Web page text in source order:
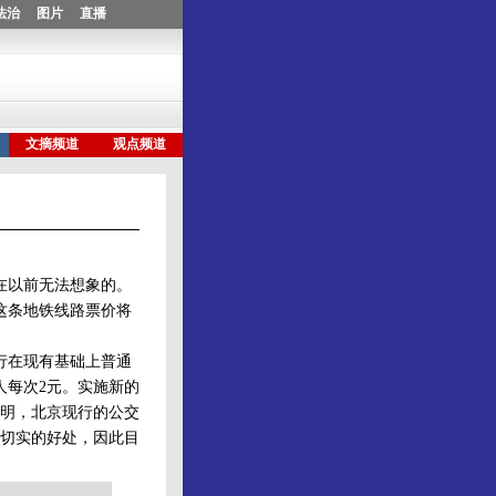
前无法想象的。
条地铁线路票价将
现有基础上普通
每次2元。实施新的
，北京现行的公交
实的好处，因此目